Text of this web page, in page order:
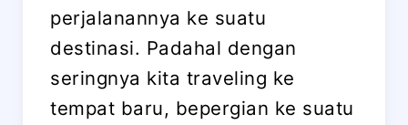
perjalanannya ke suatu
destinasi. Padahal dengan
seringnya kita traveling ke
tempat baru, bepergian ke suatu